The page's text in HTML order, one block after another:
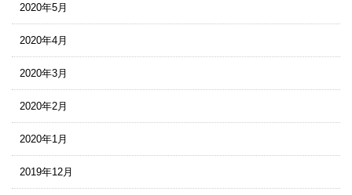
2020年5月
2020年4月
2020年3月
2020年2月
2020年1月
2019年12月